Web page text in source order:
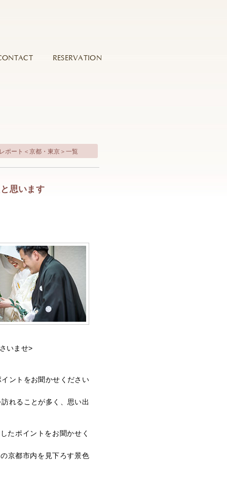
RESERVATION
ポート＜京都・東京＞一覧
思います
いませ>
ントをお聞かせください
れることが多く、思い出
たポイントをお聞かせく
京都市内を見下ろす景色